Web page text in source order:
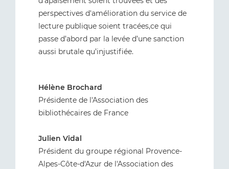
perspectives d'amélioration du service de
lecture publique soient tracées,ce qui
passe d’abord par la levée d’une sanction
aussi brutale qu’injustifiée.
Hélène Brochard
Présidente de l'Association des
bibliothécaires de France
Julien Vidal
Président du groupe régional Provence-
Alpes-Côte-d'Azur de l'Association des